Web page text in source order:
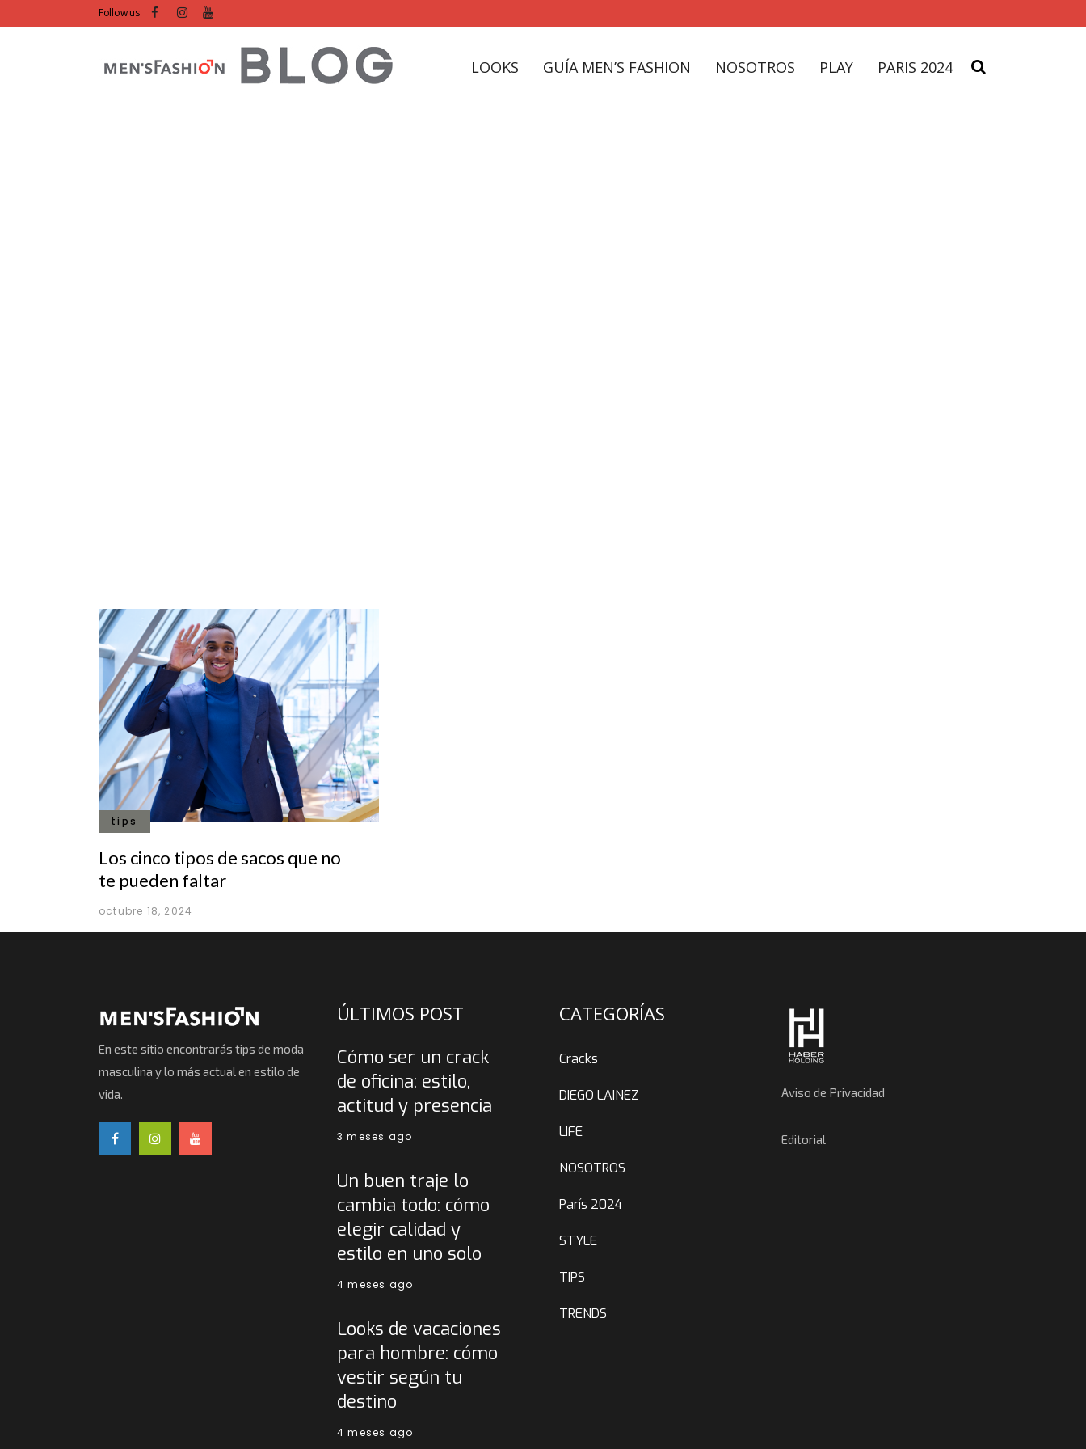
Follow us
LOOKS GUÍA MEN’S FASHION NOSOTROS PLAY PARIS 2024
tips
Los cinco tipos de sacos que no
te pueden faltar
octubre 18, 2024
En este sitio encontrarás tips de moda
masculina y lo más actual en estilo de
vida.
ÚLTIMOS POST
Cómo ser un crack
de oficina: estilo,
actitud y presencia
3 meses ago
Un buen traje lo
cambia todo: cómo
elegir calidad y
estilo en uno solo
4 meses ago
Looks de vacaciones
para hombre: cómo
vestir según tu
destino
4 meses ago
CATEGORÍAS
Cracks
DIEGO LAINEZ
LIFE
NOSOTROS
París 2024
STYLE
TIPS
TRENDS
Aviso de Privacidad
Editorial